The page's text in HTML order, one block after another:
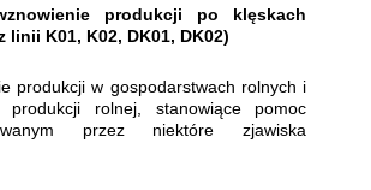
produkcji po klęskach
linii K01, K02, DK01, DK02)
produkcji w gospodarstwach rolnych i
produkcji rolnej, stanowiące pomoc
przez niektóre zjawiska